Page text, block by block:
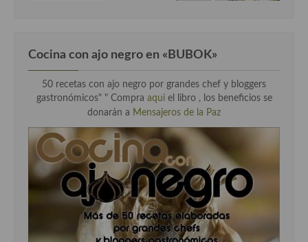
Cocina con ajo negro en «BUBOK»
50 recetas con ajo negro por grandes chef y bloggers
gastronómicos" " Compra aqui el libro , los beneficios se
donarán a Mensajeros de la Paz